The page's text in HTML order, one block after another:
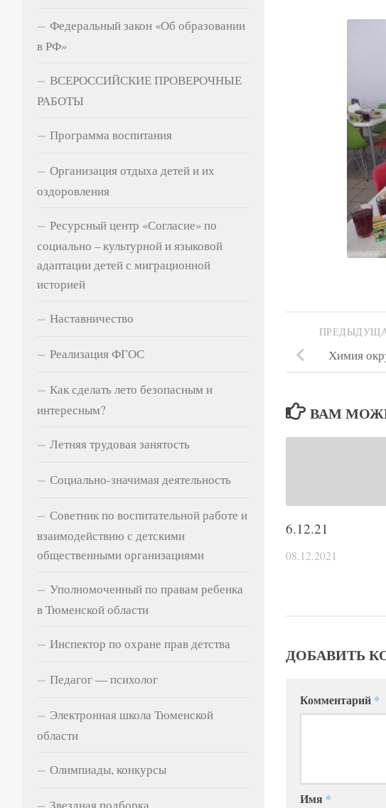
Химия
ВАМ
6.12.21
08.12.2021
ДОБАВИТЬ
Комментарий *
Имя *
Федеральный закон «Об образовании
в РФ»
ВСЕРОССИЙСКИЕ ПРОВЕРОЧНЫЕ
РАБОТЫ
Программа воспитания
Организация отдыха детей и их
оздоровления
Ресурсный центр «Согласие» по
социально – культурной и языковой
адаптации детей с миграционной
историей
Наставничество
Реализация ФГОС
Как сделать лето безопасным и
интересным?
Летняя трудовая занятость
Социально-значимая деятельность
Советник по воспитательной работе и
взаимодействию с детскими
общественными организациями
Уполномоченный по правам ребенка
в Тюменской области
Инспектор по охране прав детства
Педагог — психолог
Электронная школа Тюменской
области
Олимпиады, конкурсы